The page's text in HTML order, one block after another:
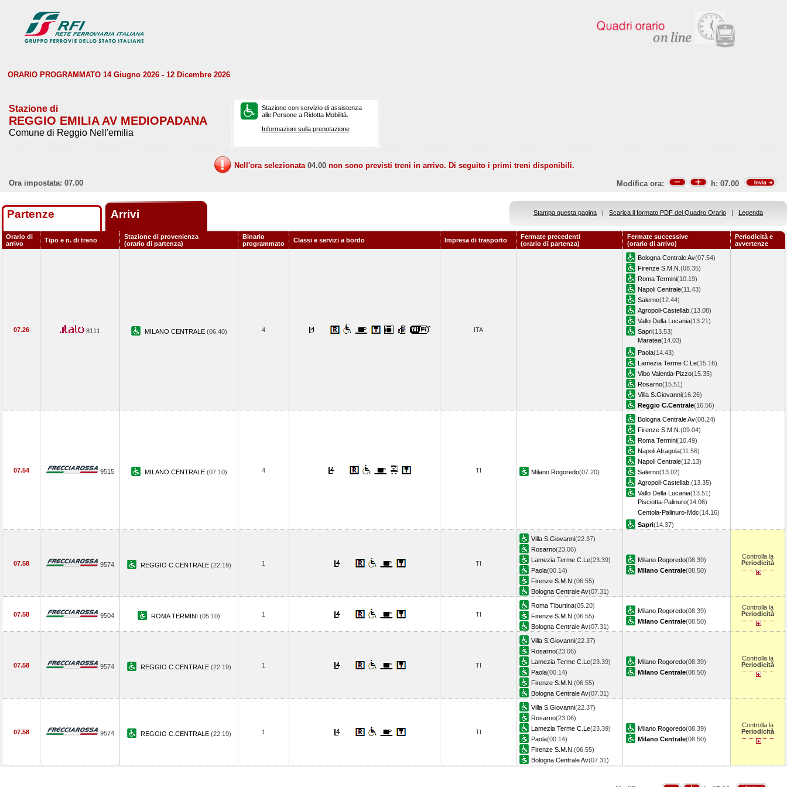
ORARIO PROGRAMMATO 14 Giugno 2026 - 12 Dicembre 2026
Stazione di
REGGIO EMILIA AV MEDIOPADANA
Comune di Reggio Nell'emilia
Stazione con servizio di assistenza
alle Persone a Ridotta Mobilità.
Informazioni sulla prenotazione
Nell'ora selezionata 04.00 non sono previsti treni in arrivo. Di seguito i primi treni disponibili.
Ora impostata: 07.00
Modifica ora: h: 07.00
Partenze Arrivi Stampa questa pagina | Scarica il formato PDF del Quadro Orario | Legenda
Orario di
arrivo
Tipo e n. di treno
Stazione di provenienza
(orario di partenza)
Binario
programmato
Classi e servizi a bordo Impresa di trasporto
Fermate precedenti
(orario di partenza)
Fermate successive
(orario di arrivo)
Periodicità e
avvertenze
07.26 8111 MILANO CENTRALE (06.40) 4 ITA
Bologna Centrale Av(07.54)
Firenze S.M.N. (08.35)
Roma Termini(10.19)
Napoli Centrale(11.43)
Salerno(12.44)
Agropoli-Castellab. (13.08)
Vallo Della Lucania(13.21)
Sapri(13.53)
Maratea(14.03)
Paola(14.43)
Lamezia Terme C.Le(15.16)
Vibo Valentia-Pizzo(15.35)
Rosarno(15.51)
Villa S.Giovanni(16.26)
Reggio C.Centrale(16.56)
07.54 9515 MILANO CENTRALE (07.10) 4 TI Milano Rogoredo(07.20)
Bologna Centrale Av(08.24)
Firenze S.M.N. (09.04)
Roma Termini(10.49)
Napoli Afragola(11.56)
Napoli Centrale(12.13)
Salerno(13.02)
Agropoli-Castellab. (13.35)
Vallo Della Lucania(13.51)
Pisciotta-Palinuro(14.06)
Centola-Palinuro-Mdc(14.16)
Sapri(14.37)
07.58 9574 REGGIO C.CENTRALE (22.19) 1 TI
Villa S.Giovanni(22.37)
Rosarno(23.06)
Lamezia Terme C.Le(23.39)
Paola(00.14)
Firenze S.M.N. (06.55)
Bologna Centrale Av(07.31)
Milano Rogoredo(08.39)
Milano Centrale(08.50)
Controlla la
Periodicità
07.58 9504 ROMA TERMINI (05.10) 1 TI
Roma Tiburtina(05.20)
Firenze S.M.N. (06.55)
Bologna Centrale Av(07.31)
Milano Rogoredo(08.39)
Milano Centrale(08.50)
Controlla la
Periodicità
07.58 9574 REGGIO C.CENTRALE (22.19) 1 TI
Villa S.Giovanni(22.37)
Rosarno(23.06)
Lamezia Terme C.Le(23.39)
Paola(00.14)
Firenze S.M.N. (06.55)
Bologna Centrale Av(07.31)
Milano Rogoredo(08.39)
Milano Centrale(08.50)
Controlla la
Periodicità
07.58 9574 REGGIO C.CENTRALE (22.19) 1 TI
Villa S.Giovanni(22.37)
Rosarno(23.06)
Lamezia Terme C.Le(23.39)
Paola(00.14)
Firenze S.M.N. (06.55)
Bologna Centrale Av(07.31)
Milano Rogoredo(08.39)
Milano Centrale(08.50)
Controlla la
Periodicità